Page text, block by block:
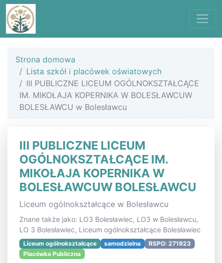
Strona domowa
Lista szkół i placówek oświatowych
III PUBLICZNE LICEUM OGÓLNOKSZTAŁCĄCE
IM. MIKOŁAJA KOPERNIKA W BOLESŁAWCUW
BOLESŁAWCU w Bolesławcu
III PUBLICZNE LICEUM
OGÓLNOKSZTAŁCĄCE IM.
MIKOŁAJA KOPERNIKA W
BOLESŁAWCUW BOLESŁAWCU
Liceum ogólnokształcące w Bolesławcu
Znane także jako: LO3 Bolesławiec, LO3 w Bolesławcu,
LO 3 Bolesławiec, Liceum ogólnokształcące Bolesławiec
Liceum ogólnokształcące samodzielna
RSPO: 271923
Placówka Publiczna